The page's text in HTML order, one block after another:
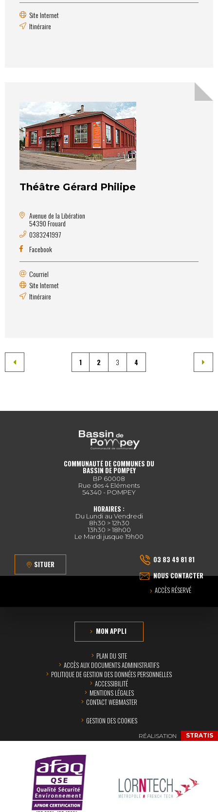
Site Internet
Itinéraire
Théâtre Gérard Philipe
Avenue de la Libération
54390 Frouard
0383241997
Facebook
Courriel
Site Internet
Itinéraire
1 2 3 4
COMMUNAUTÉ DE COMMUNES DU
BASSIN DE POMPEY
BP 60008
Rue des 4 Eléments
54340 - POMPEY
HORAIRES :
Du Lundi au Vendredi
8h30 > 12h30
13h30 > 18h00
Le Mardi jusque 19h00
SITUER
03 83 49 81 81
NOUS CONTACTER
ACCÈS RÉSERVÉ
MON APPLI
PLAN DU SITE
ACCÈS AUX DOCUMENTS ADMINISTRATIFS
POLITIQUE DE GESTION DES DONNÉES PERSONNELLES
ACCESSIBILITÉ
MENTIONS LÉGALES
CONTACT WEBMASTER
GESTION DES COOKIES
RÉALISATION STRATIS